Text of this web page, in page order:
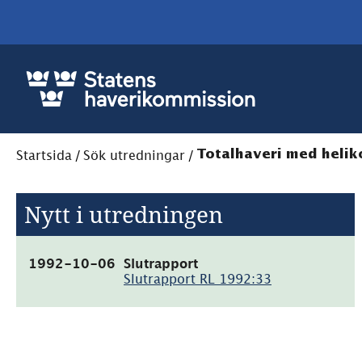
Startsida / Sök utredningar / Totalhaveri med
Nytt i utredningen
1992-10-06
Slutrapport
Slutrapport RL 1992:33
(pdf,